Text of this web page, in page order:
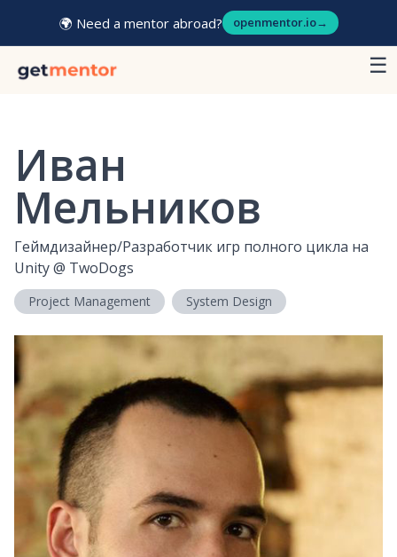
🌍 Need a mentor abroad? openmentor.io→
☰
Иван
Мельников
Геймдизайнер/Разработчик игр полного цикла на
Unity@ TwoDogs
Project Management System Design